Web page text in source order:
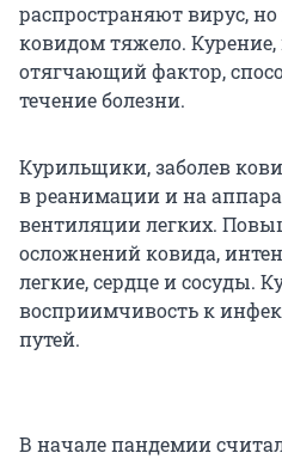
распространяют вирус,
ковидом тяжело.
отягчающий фактор,
течение болезни.
Курильщики, заболев
в реанимации и на
вентиляции легких.
осложнений ковида,
легкие, сердце и сосуды.
восприимчивость к
путей.
В начале пандемии